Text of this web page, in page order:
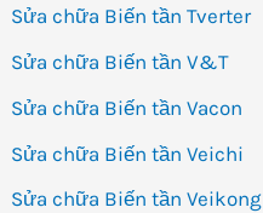
Sửa chữa Biến tần Tverter
Sửa chữa Biến tần V&T
Sửa chữa Biến tần Vacon
Sửa chữa Biến tần Veichi
Sửa chữa Biến tần Veikong